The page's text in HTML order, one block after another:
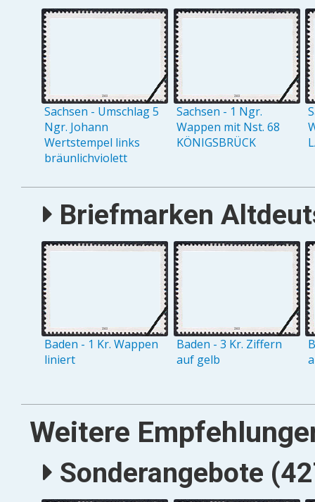
Sachsen - Umschlag 5
Ngr. Johann
Wertstempel links
bräunlichviolett
Sachsen - 1 Ngr.
Wappen mit Nst. 68
KÖNIGSBRÜCK
Briefmarken
Baden - 1 Kr. Wappen
liniert
Baden - 3 Kr. Ziffern
auf gelb
Weitere
Sonderangebote